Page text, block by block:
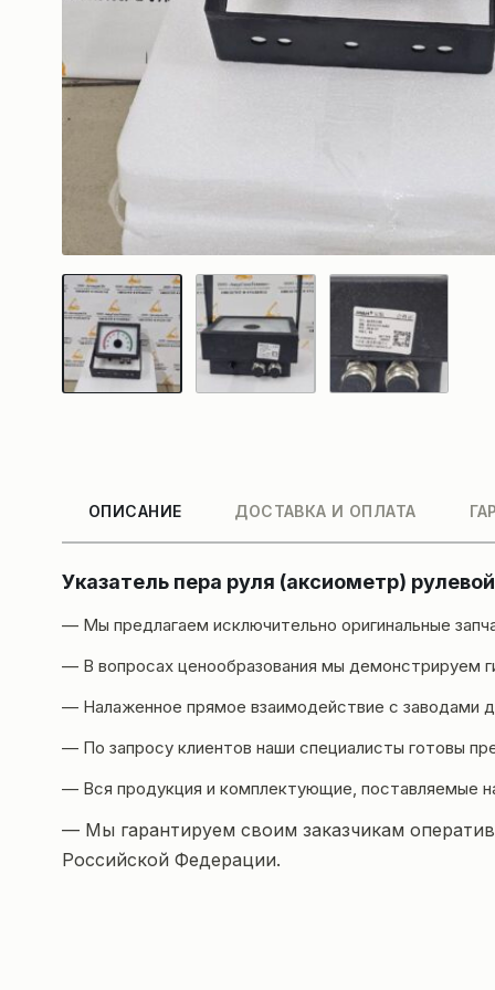
ОПИСАНИЕ ДОСТАВКА И ОПЛАТА
Указатель пера руля (аксиометр)
— Мы предлагаем исключительно оригинальные
— В вопросах ценообразования мы демонстрируем
— Налаженное прямое взаимодействие с заводами
— По запросу клиентов наши специалисты готовы
— Вся продукция и комплектующие, поставляемые
— Мы гарантируем своим заказчикам
Российской Федерации.